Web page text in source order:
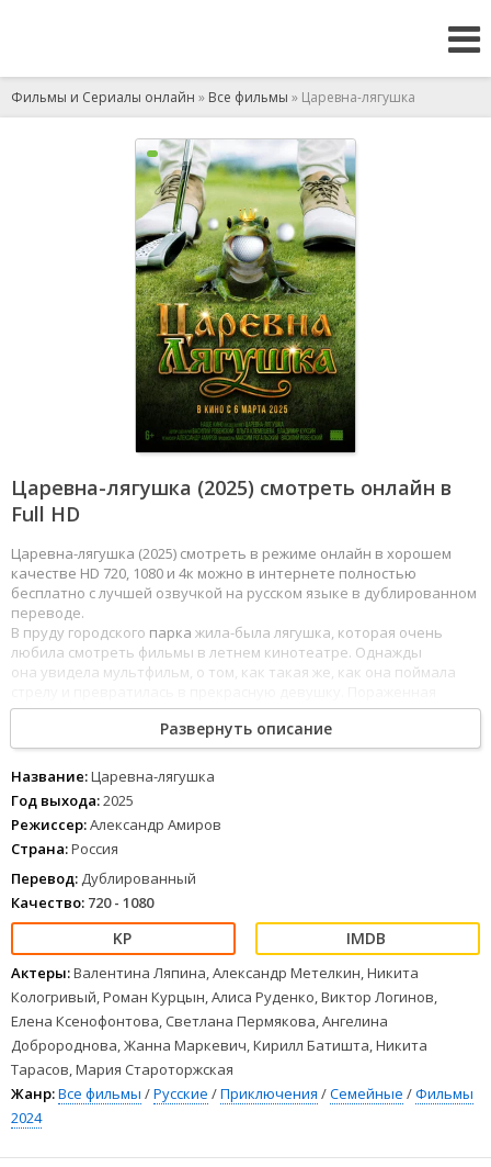
Фильмы и Сериалы онлайн » Все фильмы » Царевна-лягушка
Царевна-лягушка (2025) смотреть онлайн в
Full HD
Царевна-лягушка (2025) смотреть в режиме онлайн в хорошем
качестве HD 720, 1080 и 4к можно в интернете полностью
бесплатно с лучшей озвучкой на русском языке в дублированном
переводе.
В пруду городского парка жила-была лягушка, которая очень
любила смотреть фильмы в летнем кинотеатре. Однажды
она увидела мультфильм, о том, как такая же, как она поймала
событиями фильма, лягушка принимает все происходящее
за действительность иотправляетсяна поиски стрелы.
Но вместо нее ловит мячик для гольфа.
Развернуть описание
Название:Царевна-лягушка
Год выхода:2025
Режиссер:Александр Амиров
Страна:Россия
Перевод: Дублированный
Качество: 720 - 1080
Актеры:Валентина Ляпина, Александр Метелкин, Никита
Кологривый, Роман Курцын, Алиса Руденко, Виктор Логинов,
Елена Ксенофонтова, Светлана Пермякова, Ангелина
Добророднова, Жанна Маркевич, Кирилл Батишта, Никита
Тарасов, Мария Староторжская
Жанр:Все фильмы /Русские /Приключения /Семейные /Фильмы
2024